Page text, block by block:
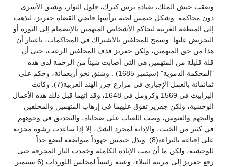
وتعقب جيش الملك، بقيادة برس كيرك، فلول الثوار، وشنق الأسرى
دون محاكمة. وشكل جيمس لجنة يرأسها قاضي القضاة جفريز، لتذهب
إلى المنطقة الغربية لتحاكم الأشخاص المتهمين بالإنضمام إلى الثورة أو
التحريض عليها. وسمح للمحلفين بالاشتراك في المحاكمات، باعتبار أن
هذا من حق المتهمين، ولكن جفريز قذف المحلفين الرعب، حتى أن
قلة قليلة من المتهمين هي التي أصابت شيئاً من الرحمة لدى هذه
"المحكمة الدموية" (سبتمبر 1685) . وشنق نحو أربعمائة، وحكم على
ثمانمائة بالعمل الإجباري في مزارع جزر الهند الغربية(7). وكانت
اليزابيث في 1569 وكرومل في 1648، وقد اتهما قبل ذلك هذه الأعمال
الوحشية، ولكن جفريز تفوق عليهما في إرهاب المتهمين والمحلفين
والتجهم والعبوس، وصب اللعنات على ضحاياه، والتحديق في وجوههم
في كثير من الخبث، والإدانة لمجرد الشك، إلا إذا ساعدت رشوة مجزية
على إقناعه بالبراءة(8). وبذل جيمس جهوداً متواضعة ليضع حداً
للوحشية، ولكن ما أن تمت الإبادة الكاملة وخمدت النار المحرقة حتى
رفع جفريز إلى مرتبة النبلاء، وعينه رئيساً لمجلس اللوردات (6 سبتمبر